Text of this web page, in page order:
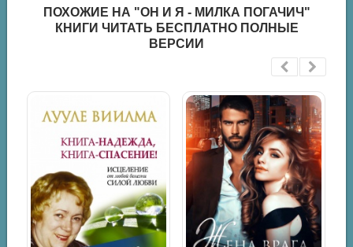
ПОХОЖИЕ НА "ОН И Я - МИЛКА ПОГАЧИЧ"
КНИГИ ЧИТАТЬ БЕСПЛАТНО ПОЛНЫЕ
ВЕРСИИ